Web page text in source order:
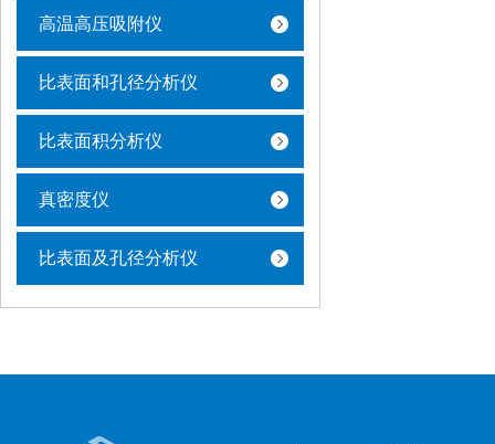
高温高压吸附仪
比表面和孔径分析仪
比表面积分析仪
真密度仪
比表面及孔径分析仪